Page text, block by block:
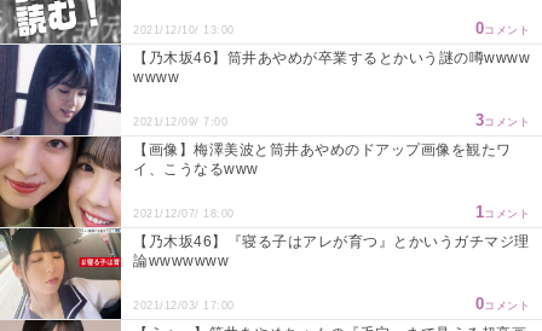
2021/12/10/ 13:00 0コメント
【乃木坂46】筒井あやめが卒業するとかいう謎の噂wwww
wwww
2021/12/09/ 7:00 3コメント
【画像】梅澤美波と筒井あやめのドアップ画像を観たワ
イ、こうなるwww
2021/12/07/ 18:00 1コメント
【乃木坂46】『寝る子はアレが育つ』とかいうガチマジ理
論wwwwwww
2021/12/03/ 17:00 0コメント